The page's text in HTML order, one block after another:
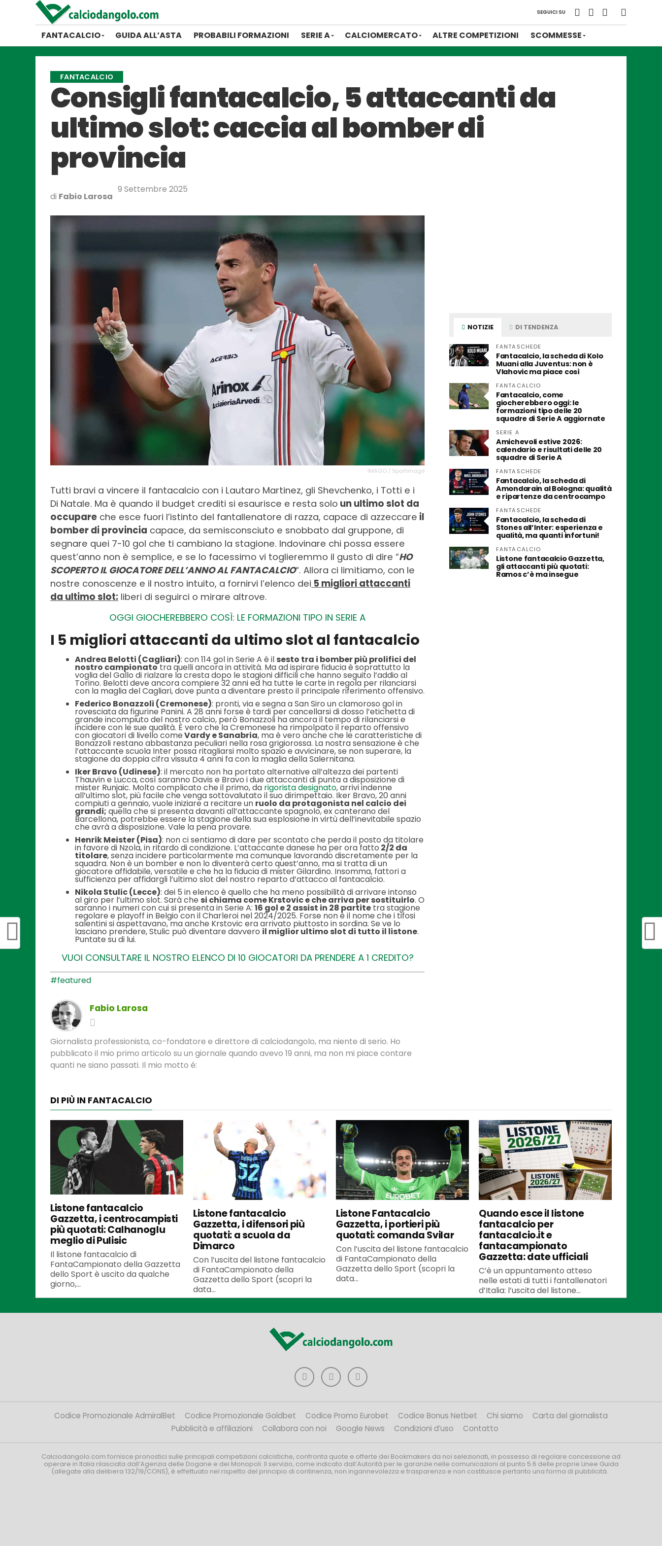
SEGUICI SU
FANTACALCIO GUIDA ALL’ASTA PROBABILI FORMAZIONI SERIE A CALCIOMERCATO ALTRE COMPETIZIONI SCOMMESSE
FANTACALCIO
Consigli fantacalcio, 5 attaccanti da
ultimo slot: caccia al bomber di
provincia
di Fabio Larosa
9 Settembre 2025
IMAGO / Sportimage
Tutti bravi a vincere il fantacalcio con i Lautaro Martinez, gli Shevchenko, i Totti e i
Di Natale. Ma è quando il budget crediti si esaurisce e resta solo un ultimo slot da
occupare che esce fuori l’istinto del fantallenatore di razza, capace di azzeccare il
bomber di provincia capace, da semisconsciuto e snobbato dal gruppone, di
segnare quei 7-10 gol che ti cambiano la stagione. Indovinare chi possa essere
quest’anno non è semplice, e se lo facessimo vi toglieremmo il gusto di dire “HO
SCOPERTO IL GIOCATORE DELL’ANNO AL FANTACALCIO“. Allora ci limitiamo, con le
nostre conoscenze e il nostro intuito, a fornirvi l’elenco dei 5 migliori attaccanti
da ultimo slot: liberi di seguirci o mirare altrove.
OGGI GIOCHEREBBERO COSÌ: LE FORMAZIONI TIPO IN SERIE A
I 5 migliori attaccanti da ultimo slot al fantacalcio
Andrea Belotti (Cagliari): con 114 gol in Serie A è il sesto tra i bomber più prolifici del
nostro campionatotra quelli ancora in attività. Ma ad ispirare fiducia è soprattutto la
voglia del Gallo di rialzare la cresta dopo le stagioni difficili che hanno seguito l’addio al
Torino. Belotti deve ancora compiere 32 anni ed ha tutte le carte in regola per rilanciarsi
con la maglia del Cagliari, dove punta a diventare presto il principale riferimento offensivo.
Federico Bonazzoli (Cremonese): pronti, via e segna a San Siro un clamoroso gol in
rovesciata da figurine Panini. A 28 anni forse è tardi per cancellarsi di dosso l’etichetta di
grande incompiuto del nostro calcio, però Bonazzoli ha ancora il tempo di rilanciarsi e
incidere con le sue qualità. È vero che la Cremonese ha rimpolpato il reparto offensivo
con giocatori di livello comeVardy e Sanabria, ma è vero anche che le caratteristiche di
Bonazzoli restano abbastanza peculiari nella rosa grigiorossa. La nostra sensazione è che
l’attaccante scuola Inter possa ritagliarsi molto spazio e avvicinare, se non superare, la
stagione da doppia cifra vissuta 4 anni fa con la maglia della Salernitana.
Iker Bravo (Udinese): il mercato non ha portato alternative all’altezza dei partenti
Thauvin e Lucca, così saranno Davis e Bravo i due attaccanti di punta a disposizione di
mister Runjaic. Molto complicato che il primo, da rigorista designato, arrivi indenne
all’ultimo slot, più facile che venga sottovalutato il suo dirimpettaio. Iker Bravo, 20 anni
compiuti a gennaio, vuole iniziare a recitare un ruolo da protagonista nel calcio dei
grandi; quella che si presenta davanti all’attaccante spagnolo, ex canterano del
Barcellona, potrebbe essere la stagione della sua esplosione in virtù dell’inevitabile spazio
che avrà a disposizione. Vale la pena provare.
Henrik Meister (Pisa): non ci sentiamo di dare per scontato che perda il posto da titolare
in favore di Nzola, in ritardo di condizione. L’attaccante danese ha per ora fatto 2/2 da
titolare, senza incidere particolarmente ma comunque lavorando discretamente per la
squadra. Non è un bomber e non lo diventerà certo quest’anno, ma si tratta di un
giocatore affidabile, versatile e che ha la fiducia di mister Gilardino. Insomma, fattori a
sufficienza per affidargli l’ultimo slot del nostro reparto d’attacco al fantacalcio.
Nikola Stulic (Lecce): dei 5 in elenco è quello che ha meno possibilità di arrivare intonso
al giro per l’ultimo slot. Sarà che si chiama come Krstovic e che arriva per sostituirlo. O
saranno i numeri con cui si presenta in Serie A: 16 gol e 2 assist in 28 partite tra stagione
regolare e playoff in Belgio con il Charleroi nel 2024/2025. Forse non è il nome che i tifosi
salentini si aspettavano, ma anche Krstovic era arrivato piuttosto in sordina. Se ve lo
lasciano prendere, Stulic può diventare davvero il miglior ultimo slot di tutto il listone.
Puntate su di lui.
VUOI CONSULTARE IL NOSTRO ELENCO DI 10 GIOCATORI DA PRENDERE A 1 CREDITO?
#featured
Fabio Larosa
Giornalista professionista, co-fondatore e direttore di calciodangolo, ma niente di serio. Ho
pubblicato il mio primo articolo su un giornale quando avevo 19 anni, ma non mi piace contare
quanti ne siano passati. Il mio motto é:
NOTIZIE DI TENDENZA
FANTASCHEDE
Fantacalcio, la scheda di Kolo
Muani alla Juventus: non è
Vlahovic ma piace così
FANTACALCIO
Fantacalcio, come
giocherebbero oggi: le
formazioni tipo delle 20
squadre di Serie A aggiornate
SERIE A
Amichevoli estive 2026:
calendario e risultati delle 20
squadre di Serie A
FANTASCHEDE
Fantacalcio, la scheda di
Amondarain al Bologna: qualità
e ripartenze da centrocampo
FANTASCHEDE
Fantacalcio, la scheda di
Stones all’Inter: esperienza e
qualità, ma quanti infortuni!
FANTACALCIO
Listone fantacalcio Gazzetta,
gli attaccanti più quotati:
Ramos c’è ma insegue
DI PIÙ IN FANTACALCIO
Listone fantacalcio
Gazzetta, i centrocampisti
più quotati: Calhanoglu
meglio di Pulisic
Il listone fantacalcio di
FantaCampionato della Gazzetta
dello Sport è uscito da qualche
giorno,...
Listone fantacalcio
Gazzetta, i difensori più
quotati: a scuola da
Dimarco
Con l’uscita del listone fantacalcio
di FantaCampionato della
Gazzetta dello Sport (scopri la
data...
Listone Fantacalcio
Gazzetta, i portieri più
quotati: comanda Svilar
Con l’uscita del listone fantacalcio
di FantaCampionato della
Gazzetta dello Sport (scopri la
data...
Quando esce il listone
fantacalcio per
fantacalcio.it e
fantacampionato
Gazzetta: date ufficiali
C’è un appuntamento atteso
nelle estati di tutti i fantallenatori
d’Italia: l’uscita del listone...
Codice Promozionale AdmiralBet Codice Promozionale Goldbet Codice Promo Eurobet Codice Bonus Netbet Chi siamo
Carta del giornalista
Pubblicità e affiliazioni
Collabora con noi Google News Condizioni d’uso Contatto
Calciodangolo.com fornisce pronostici sulle principali competizioni calcistiche, confronta quote e offerte dei Bookmakers da noi selezionati, in possesso di regolare concessione ad
operare in Italia rilasciata dall’Agenzia delle Dogane e dei Monopoli. Il servizio, come indicato dall’Autorità per le garanzie nelle comunicazioni al punto 5.6 delle proprie Linee Guida
(allegate alla delibera 132/19/CONS), è effettuato nel rispetto del principio di continenza, non ingannevolezza e trasparenza e non costituisce pertanto una forma di pubblicità.